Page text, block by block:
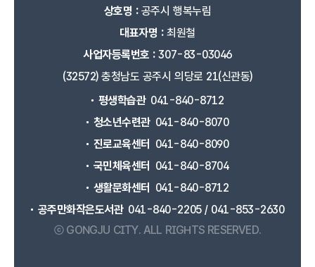
상호명 :공주시 행복누림
대표자명 :최원철
사업자등록번호 :307-83-03046
(32572) 충청남도 공주시 의당로 21(신관동)
평생학습관 041-840-8712
청소년수련관 041-840-8070
진로교육센터
041-840-8090
국민체육센터
041-840-8704
생활문화센터
041-840-8712
공주만화작은도서관 041-840-2205 / 041-853-2630
ⓒ GONGJU CITY. ALL RIGHTS RESERVED.